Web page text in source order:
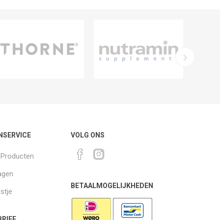
VOLG ONS
BETAALMOGELIJKHEDEN